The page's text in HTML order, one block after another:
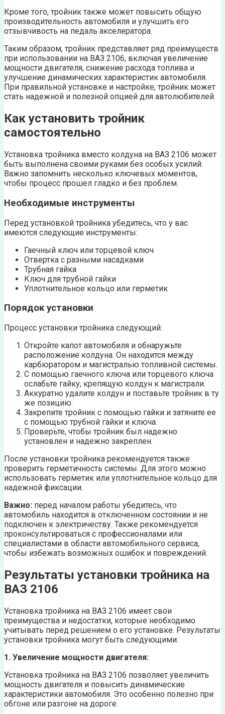
Кроме того, тройник также может повысить общую
производительность автомобиля и улучшить его
отзывчивость на педаль акселератора.
Таким образом, тройник представляет ряд преимуществ
при использовании на ВАЗ 2106, включая увеличение
мощности двигателя, снижение расхода топлива и
улучшение динамических характеристик автомобиля.
При правильной установке и настройке, тройник может
стать надежной и полезной опцией для автолюбителей.
Как установить тройник
самостоятельно
Установка тройника вместо колдуна на ВАЗ 2106 может
быть выполнена своими руками без особых усилий.
Важно запомнить несколько ключевых моментов,
чтобы процесс прошел гладко и без проблем.
Необходимые инструменты
Перед установкой тройника убедитесь, что у вас
имеются следующие инструменты:
Гаечный ключ или торцевой ключ
Отвертка с разными насадками
Трубная гайка
Ключ для трубной гайки
Уплотнительное кольцо или герметик
Порядок установки
Процесс установки тройника следующий:
Откройте капот автомобиля и обнаружьте
расположение колдуна. Он находится между
карбюратором и магистралью топливной системы.
С помощью гаечного ключа или торцевого ключа
ослабьте гайку, крепящую колдун к магистрали.
Аккуратно удалите колдун и поставьте тройник в ту
же позицию.
Закрепите тройник с помощью гайки и затяните ее
с помощью трубной гайки и ключа.
Проверьте, чтобы тройник был надежно
установлен и надежно закреплен.
После установки тройника рекомендуется также
проверить герметичность системы. Для этого можно
использовать герметик или уплотнительное кольцо для
надежной фиксации.
Важно: перед началом работы убедитесь, что
автомобиль находится в отключенном состоянии и не
подключен к электричеству. Также рекомендуется
проконсультироваться с профессионалами или
специалистами в области автомобильного сервиса,
чтобы избежать возможных ошибок и повреждений.
Результаты установки тройника на
ВАЗ 2106
Установка тройника на ВАЗ 2106 имеет свои
преимущества и недостатки, которые необходимо
учитывать перед решением о его установке. Результаты
установки тройника могут быть следующими:
1. Увеличение мощности двигателя:
Установка тройника на ВАЗ 2106 позволяет увеличить
мощность двигателя и повысить динамические
характеристики автомобиля. Это особенно полезно при
обгоне или разгоне на дороге.